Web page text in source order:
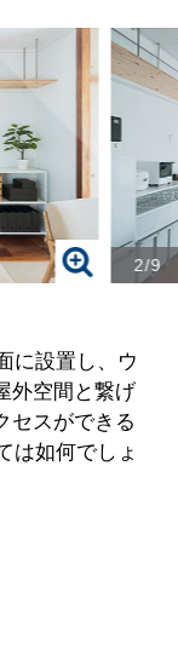
2/9
に設置し、ウ
外空間と繋げ
セスができる
は如何でしょ